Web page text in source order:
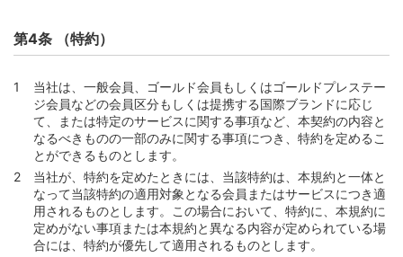
第29条 （WEBサービスおよびWEB明細の利用に関する事
項）
第30条 （家族会員）
第31条 （家族会員がある場合の本会員の責任）
第32条 （家族会員によるカード利用内容の本会員への通
知）
第33条 （家族会員の指定の撤回）
第34条 （家族会員の死亡と届出）
第35条 （当社による家族会員の承認の取消し）
第4条 （特約）
当社は、一般会員、ゴールド会員もしくはゴールドプレステー
ジ会員などの会員区分もしくは提携する国際ブランドに応じ
て、または特定のサービスに関する事項など、本契約の内容と
なるべきものの一部のみに関する事項につき、特約を定めるこ
とができるものとします。
当社が、特約を定めたときには、当該特約は、本規約と一体と
なって当該特約の適用対象となる会員またはサービスにつき適
用されるものとします。この場合において、特約に、本規約に
定めがない事項または本規約と異なる内容が定められている場
合には、特約が優先して適用されるものとします。